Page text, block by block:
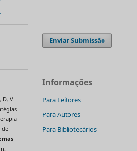
D. V.
de
Enviar Submissão
Informações
Para Leitores
Para Autores
Para Bibliotecários